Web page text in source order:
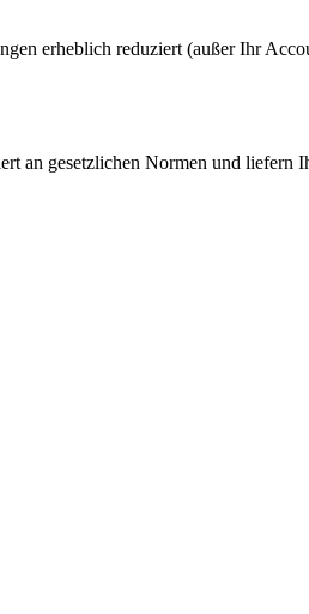
erheblich reduziert (außer Ihr
an gesetzlichen Normen und liefern